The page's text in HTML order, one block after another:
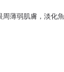
薄弱肌膚，淡化